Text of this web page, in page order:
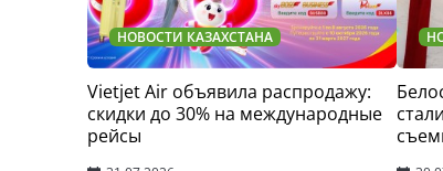
НОВОСТИ КАЗАХСТАНА
Vietjet Air объявила распродажу:
скидки до 30% на международные
рейсы